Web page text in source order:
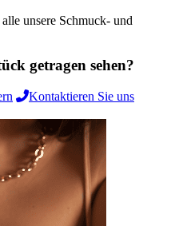
unsere Schmuck- und
getragen sehen?
Kontaktieren Sie uns